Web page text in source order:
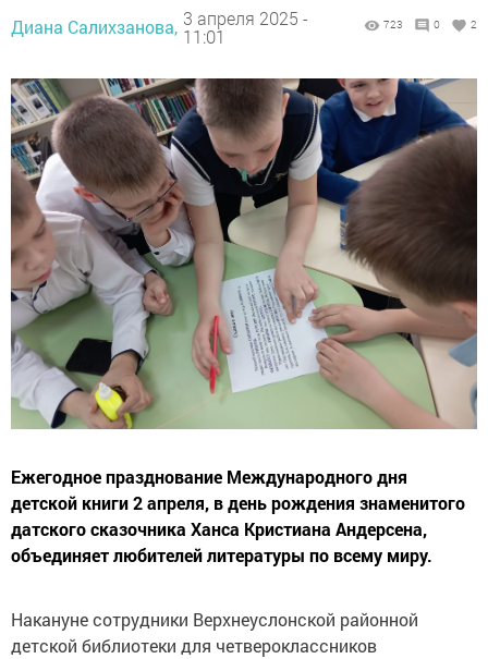
Диана Салихзанова, 3 апреля 2025 -
11:01
723 0 2
Ежегодное празднование Международного дня
детской книги 2 апреля, в день рождения знаменитого
датского сказочника Ханса Кристиана Андерсена,
объединяет любителей литературы по всему миру.
Накануне сотрудники Верхнеуслонской районной
детской библиотеки для четвероклассников